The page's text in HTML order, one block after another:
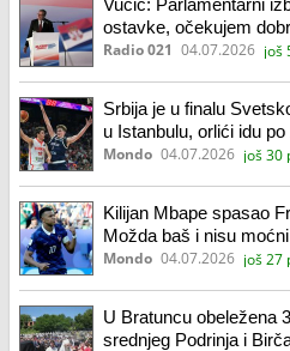
Vučić: Parlamentarni
ostavke, očekujem
preporuke ODIHR
Radio 021 04.07.2026 još
Srbija je u finalu
u Istanbulu, orlići idu po
Mondo 04.07.2026 još 30
Kilijan Mbape spasao
Možda baš i nisu
Mondo 04.07.2026 još 27
U Bratuncu obeležena
srednjeg Podrinja i